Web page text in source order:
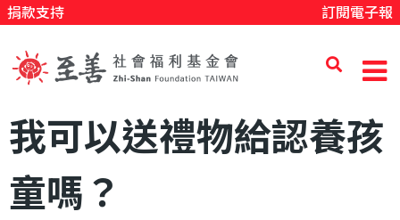
主
容
捐款支持 訂閱電子報
至
善
我可以送禮物給認養孩
童嗎？